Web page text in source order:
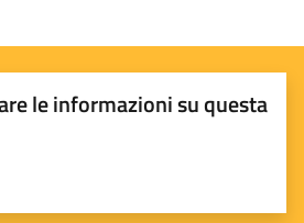
le informazioni su questa
5 stelle su 5
su 5
su 5
5